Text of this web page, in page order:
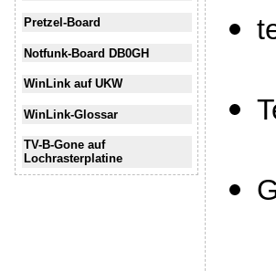
Pretzel-Board
Notfunk-Board DB0GH
WinLink auf UKW
WinLink-Glossar
TV-B-Gone auf
Lochrasterplatine